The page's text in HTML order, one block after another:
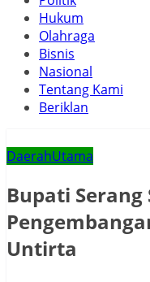
Hukum
Olahraga
Bisnis
Nasional
Tentang Kami
Beriklan
DaerahUtama
Bupati
Untirta